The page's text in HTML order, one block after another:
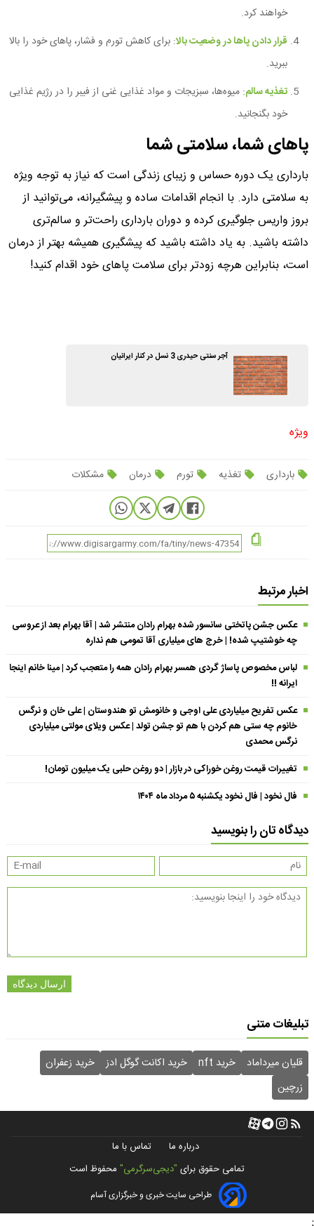
خواهند کرد.
قرار دادن پاها در وضعیت بالا: برای کاهش تورم و فشار، پاهای خود را بالا
ببرید.
تغذیه سالم: میوه‌ها، سبزیجات و مواد غذایی غنی از فیبر را در رژیم غذایی
خود بگنجانید.
پاهای شما، سلامتی شما
بارداری یک دوره حساس و زیبای زندگی است که نیاز به توجه ویژه
به سلامتی دارد. با انجام اقدامات ساده و پیشگیرانه، می‌توانید از
بروز واریس جلوگیری کرده و دوران بارداری راحت‌تر و سالم‌تری
داشته باشید. به یاد داشته باشید که پیشگیری همیشه بهتر از درمان
است، بنابراین هرچه زودتر برای سلامت پاهای خود اقدام کنید!
آجر سنتی حیدری 3 نسل در کنار ایرانیان
ویژه
بارداری تغذیه تورم درمان مشکلات
اخبار مرتبط
عکس جشن پاتختی سانسور شده بهرام رادان منتشر شد | آقا بهرام بعد از عروسی
چه خوشتیپ شده! | خرج های میلیاری آقا تمومی هم نداره
لباس مخصوص پاساژ گردی همسر بهرام رادان همه را متعجب کرد | مینا خانم اینجا
ایرانه !!
عکس تفریح میلیاردی علی اوجی و خانومش تو هندوستان | علی خان و نرگس
خانوم چه ستی هم کردن با هم تو جشن تولد | عکس ویلای مولتی میلیاردی
نرگس محمدی
تغییرات قیمت روغن خوراکی در بازار | دو روغن حلبی یک میلیون تومان!
فال نخود | فال نخود یکشنبه ۵ مرداد ماه ۱۴۰۴
دیدگاه تان را بنویسید
ارسال دیدگاه
تبلیغات متنی
قلیان میرداماد خرید nft خرید اکانت گوگل ادز
خرید زعفران
زرچین
درباره ما
تماس با ما
تمامی حقوق برای "دیجی‌سرگرمی" محفوظ است
طراحی سایت خبری و خبرگزاری آسام